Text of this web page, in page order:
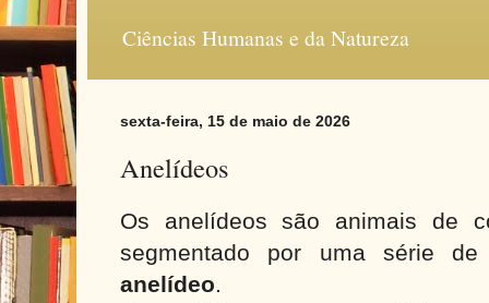
Ciências Humanas e da Natureza
sexta-feira, 15 de maio de 2026
Anelídeos
Os anelídeos são animais de
segmentado por uma série
anelídeo.